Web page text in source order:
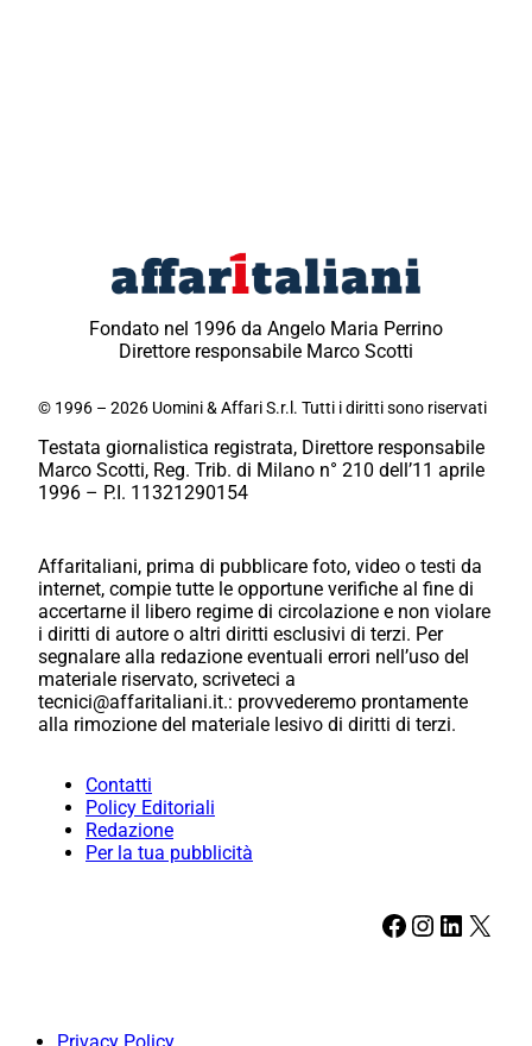
Fondato nel 1996 da Angelo Maria Perrino
Direttore responsabile Marco Scotti
© 1996 – 2026 Uomini & Affari S.r.l. Tutti i diritti sono riservati
Testata giornalistica registrata, Direttore responsabile
Marco Scotti, Reg. Trib. di Milano n° 210 dell’11 aprile
1996 – P.I. 11321290154
Affaritaliani, prima di pubblicare foto, video o testi da
internet, compie tutte le opportune verifiche al fine di
accertarne il libero regime di circolazione e non violare
i diritti di autore o altri diritti esclusivi di terzi. Per
segnalare alla redazione eventuali errori nell’uso del
materiale riservato, scriveteci a
tecnici@affaritaliani.it.: provvederemo prontamente
alla rimozione del materiale lesivo di diritti di terzi.
Contatti
Policy Editoriali
Redazione
Per la tua pubblicità
Facebook Instagram LinkedIn X